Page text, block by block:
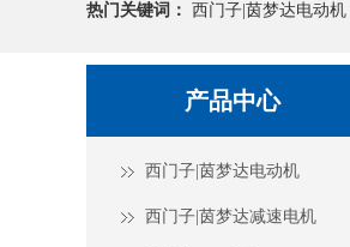
热门关键词： 西门子|茵梦达电动机
产品中心
西门子|茵梦达电动机
西门子|茵梦达减速电机